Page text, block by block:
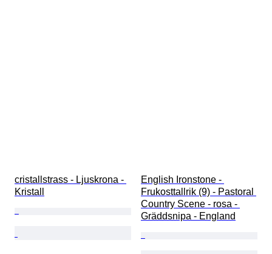
cristallstrass - Ljuskrona -
Kristall
English Ironstone -
Frukosttallrik (9) - Pastoral
Country Scene - rosa -
Gräddsnipa - England